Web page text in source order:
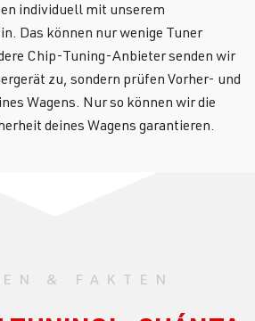
individuell mit unserem
Das können nur wenige Tuner
Chip-Tuning-Anbieter senden wir
zu, sondern prüfen Vorher- und
Wagens. Nur so können wir die
deines Wagens garantieren.
& FAKTEN